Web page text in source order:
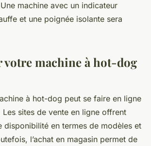
machine avec un indicateur
et une poignée isolante sera
votre machine à hot-dog
à hot-dog peut se faire en ligne
Les sites de vente en ligne offrent
disponibilité en termes de modèles et
l’achat en magasin permet de